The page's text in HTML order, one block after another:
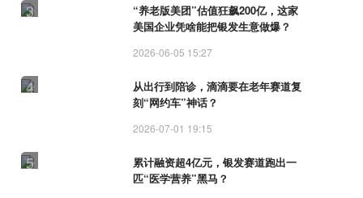
3
“养老版美团”估值狂飙200亿，这家
美国企业凭啥能把银发生意做爆？
2026-06-05 15:27
4
从出行到陪诊，滴滴要在老年赛道复
刻“网约车”神话？
2026-07-01 19:15
5
累计融资超4亿元，银发赛道跑出一
匹“医学营养”黑马？